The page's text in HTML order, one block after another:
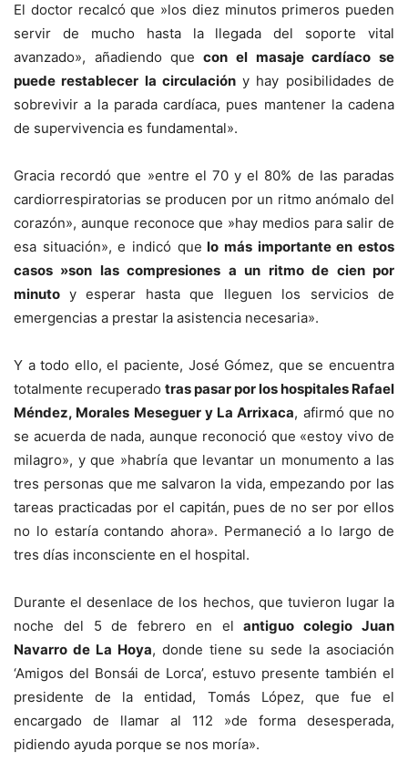
El doctor recalcó que »los diez minutos primeros pueden
servir de mucho hasta la llegada del soporte vital
avanzado», añadiendo que con el masaje cardíaco se
puede restablecer la circulación y hay posibilidades de
sobrevivir a la parada cardíaca, pues mantener la cadena
de supervivencia es fundamental».
Gracia recordó que »entre el 70 y el 80% de las paradas
cardiorrespiratorias se producen por un ritmo anómalo del
corazón», aunque reconoce que »hay medios para salir de
esa situación», e indicó que lo más importante en estos
casos »son las compresiones a un ritmo de cien por
minuto y esperar hasta que lleguen los servicios de
emergencias a prestar la asistencia necesaria».
Y a todo ello, el paciente, José Gómez, que se encuentra
totalmente recuperado tras pasar por los hospitales Rafael
Méndez, Morales Meseguer y La Arrixaca, afirmó que no
se acuerda de nada, aunque reconoció que «estoy vivo de
milagro», y que »habría que levantar un monumento a las
tres personas que me salvaron la vida, empezando por las
tareas practicadas por el capitán, pues de no ser por ellos
no lo estaría contando ahora». Permaneció a lo largo de
tres días inconsciente en el hospital.
Durante el desenlace de los hechos, que tuvieron lugar la
noche del 5 de febrero en elantiguo colegio Juan
Navarro de La Hoya, donde tiene su sede la asociación
‘Amigos del Bonsái de Lorca’, estuvo presente también el
presidente de la entidad, Tomás López, que fue el
encargado de llamar al 112 »de forma desesperada,
pidiendo ayuda porque se nos moría».